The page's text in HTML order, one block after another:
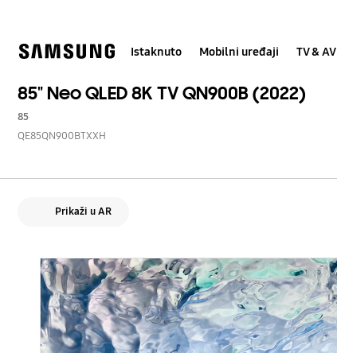
Istaknuto Mobilni uređaji TV & AV
85" Neo QLED 8K TV QN900B (2022)
85
QE85QN900BTXXH
Prikaži u AR